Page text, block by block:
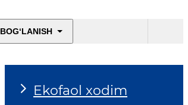
BOG‘LANISH
Ekofaol xodim